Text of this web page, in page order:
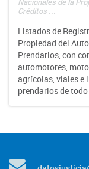
Créditos ...
Listados de
Propiedad del
Prendarios, con
automotores,
agrícolas, viales e
prendarios de todo